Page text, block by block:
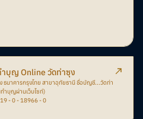
บุญ Online วัดท่าซุง
ธนาคารกรุงไทย สาขาอุทัยธานี ชื่อบัญชี...วัดท่า
ทำบุญผ่านเว็บไซท์)
- 0 - 18966 - 0